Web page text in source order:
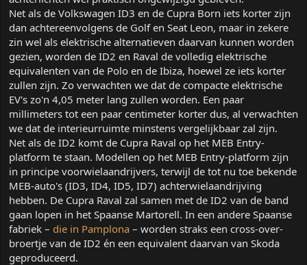
Net als de Volkswagen ID3 en de Cupra Born iets korter zijn
dan achtereenvolgens de Golf en Seat Leon, maar in zekere
zin wel als elektrische alternatieven daarvan kunnen worden
gezien, worden de ID2 en Raval de volledig elektrische
equivalenten van de Polo en de Ibiza, hoewel ze iets korter
zullen zijn. Zo verwachten we dat de compacte elektrische
EV's zo'n 4,05 meter lang zullen worden. Een paar
millimeters tot een paar centimeter korter dus, al verwachten
we dat de interieurruimte minstens vergelijkbaar zal zijn.
Net als de ID2 komt de Cupra Raval op het MEB Entry-
platform te staan. Modellen op het MEB Entry-platform zijn
in principe voorwielaandrijvers, terwijl de tot nu toe bekende
MEB-auto's (ID3, ID4, ID5, ID7) achterwielaandrijving
hebben. De Cupra Raval zal samen met de ID2 van de band
gaan lopen in het Spaanse Martorell. In een andere Spaanse
fabriek – die in Pamplona – worden straks een cross-over-
broertje van de ID2 én een equivalent daarvan van Skoda
geproduceerd.